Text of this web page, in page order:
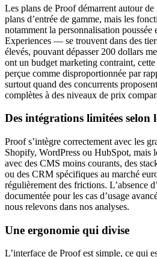
Les plans de Proof démarrent autour
plans d’entrée de gamme, mais les
notamment la personnalisation poussée
Experiences — se trouvent dans des
élevés, pouvant dépasser 200 dollars
ont un budget marketing contraint,
perçue comme disproportionnée par
surtout quand des concurrents
complètes à des niveaux de prix
Des intégrations limitées selon
Proof s’intègre correctement avec les
Shopify, WordPress ou HubSpot, mais
avec des CMS moins courants, des
ou des CRM spécifiques au marché
régulièrement des frictions. L’absence
documentée pour les cas d’usage
nous relevons dans nos analyses.
Une ergonomie qui divise
L’interface de Proof est simple, ce qui